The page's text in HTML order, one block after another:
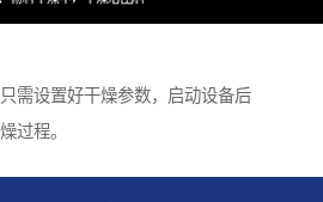
需设置好干燥参数，启动设备后
过程。